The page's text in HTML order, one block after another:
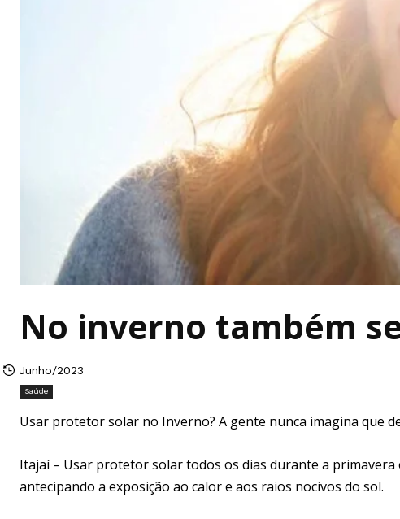
No inverno também
Junho/2023
Saúde
Usar protetor solar no Inverno? A gente nunca imagina que
Itajaí – Usar protetor solar todos os dias durante a
antecipando a exposição ao calor e aos raios nocivos do sol.